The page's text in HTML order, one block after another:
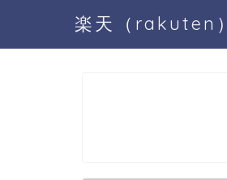
楽天（rakuten）